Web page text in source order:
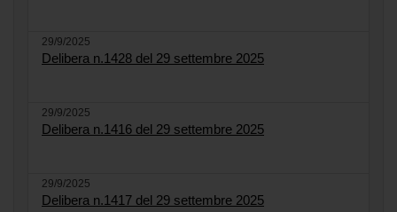
29/9/2025
Delibera n.1428 del 29 settembre 2025
29/9/2025
Delibera n.1416 del 29 settembre 2025
29/9/2025
Delibera n.1417 del 29 settembre 2025